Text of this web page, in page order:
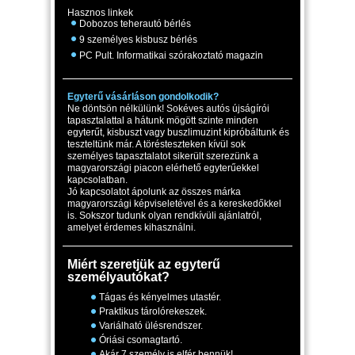
Hasznos linkek
Dobozos teherautó bérlés
9 személyes kisbusz bérlés
PC Pult. Informatikai szórakoztató magazin
Egyterű vásárláson gondolkodik?
Ne döntsön nélkülünk! Sokéves autós újságírói
tapasztalattal a hátunk mögött szinte minden
egyterűt, kisbuszt vagy buszlimuzint kipróbáltunk és
teszteltünk már. A törésteszteken kívül sok
személyes tapasztalatot sikerült szerezünk a
magyarországi piacon elérhető egyterűekkel
kapcsolatban.
Jó kapcsolatot ápolunk az összes márka
magyarországi képviseletével és a kereskedőkkel
is. Sokszor tudunk olyan rendkívüli ajánlatról,
amelyet érdemes kihasználni.
Miért szeretjük az egyterű
személyautókat?
Tágas és kényelmes utastér.
Praktikus tárolórekeszek.
Variálható ülésrendszer.
Óriási csomagtartó.